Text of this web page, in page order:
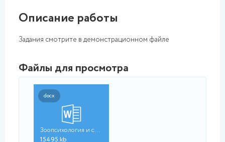
Описание работы
Задания смотрите в демонстрационном файле
Файлы для просмотра
docx
Зоопсихология и срав...
15495.kb